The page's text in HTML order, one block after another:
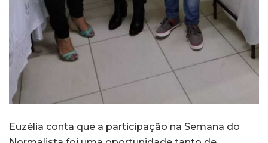
Euzélia conta que a participação na Semana do